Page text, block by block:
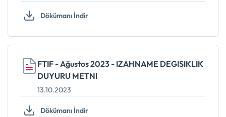
Dökümanı İndir
FTIF - Ağustos 2023 - IZAHNAME DEGISIKLIK
DUYURU METNI
13.10.2023
Dökümanı İndir